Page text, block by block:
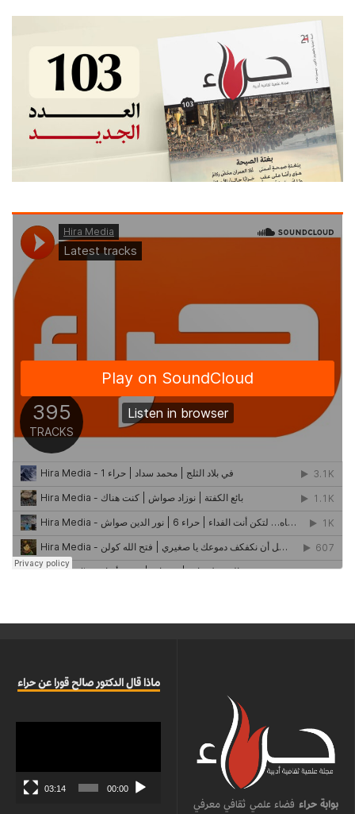
بوابة حراء فضاء علمي ثقافي معرفي
ماذا قال الدكتور صالح قورا عن حراء
00:00
03:14